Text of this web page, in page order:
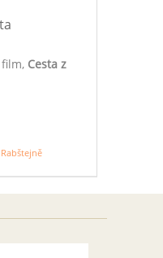
Cesta z